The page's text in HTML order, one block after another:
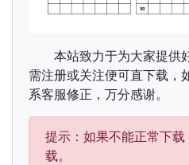
本站致力于为大家提供
需注册或关注便可直下载，
系客服修正，万分感谢。
提示：如果不能正常下
载。